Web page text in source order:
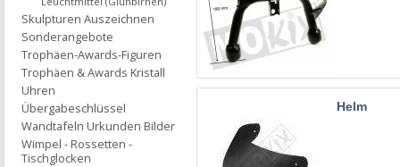
Helm
Skulpturen Auszeichnen
Sonderangebote
Trophäen-Awards-Figuren
Trophäen & Awards Kristall
Uhren
Übergabeschlüssel
Wandtafeln Urkunden Bilder
Wimpel - Rossetten -
Tischglocken